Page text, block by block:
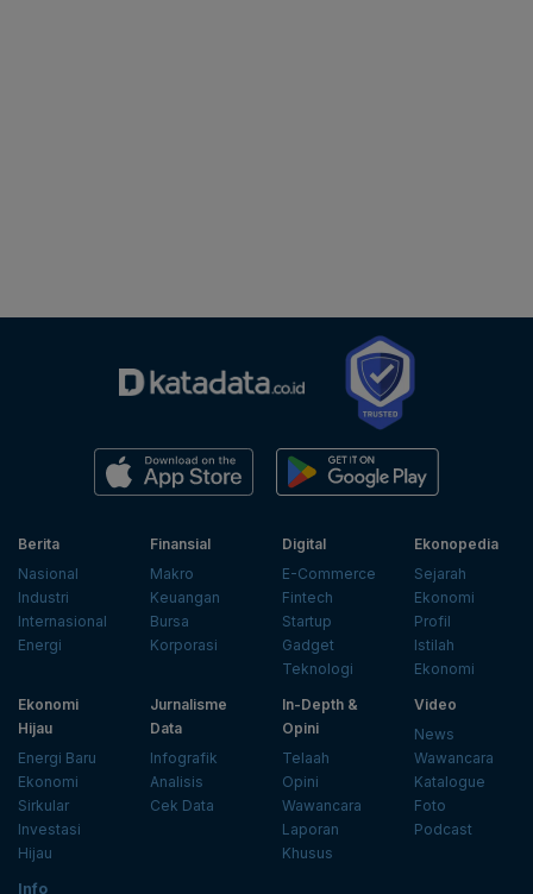
Berita
Nasional
Industri
Internasional
Energi
Finansial
Makro
Keuangan
Bursa
Korporasi
Digital
E-Commerce
Fintech
Startup
Gadget
Teknologi
Ekonopedia
Sejarah
Ekonomi
Profil
Istilah
Ekonomi
Ekonomi
Hijau
Energi Baru
Ekonomi
Sirkular
Investasi
Hijau
Jurnalisme
Data
Infografik
Analisis
Cek Data
In-Depth &
Opini
Telaah
Opini
Wawancara
Laporan
Khusus
Video
News
Wawancara
Katalogue
Foto
Podcast
Info